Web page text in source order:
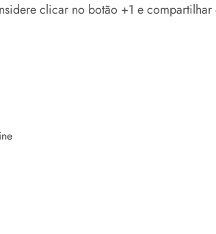
clicar no botão +1 e compartilhar